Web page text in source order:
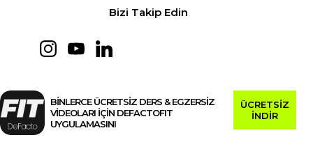
Bizi Takip Edin
BİNLERCE ÜCRETSİZ DERS & EGZERSİZ
VİDEOLARI İÇİN DEFACTOFIT
UYGULAMASINI
ÜCRETSİZ
İNDİR